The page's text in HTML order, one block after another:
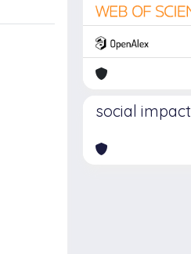
social impact